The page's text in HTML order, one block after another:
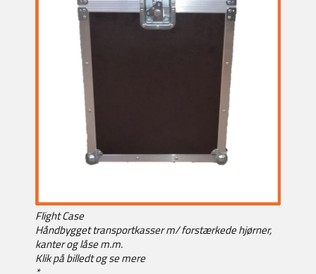
Flight Case
Håndbygget transportkasser m/ forstærkede hjørner,
kanter og låse m.m.
Klik på billedt og se mere